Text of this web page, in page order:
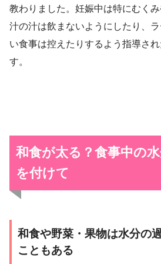
教わりました。妊娠中は特にむく
汁の汁は飲まないようにしたり、
い食事は控えたりするよう指導さ
す。
和食が太る？食事中の
を付けて
和食や野菜・果物は水分の
こともある